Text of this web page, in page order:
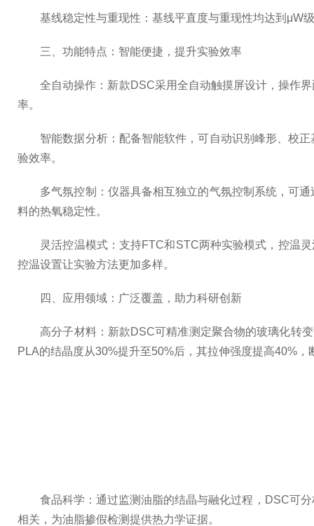
基线稳定性与重现性：基线平直度与重现性均达到μW级
三、功能特点：智能便捷，提升实验效率
全自动操作：新款DSC采用全自动触摸屏设计，操作界
率。
智能数据分析：配备智能软件，可自动识别峰形、校正
验效率。
多气氛控制：仪器具备相互独立的气氛控制系统，可通
料的热氧稳定性。
灵活控温模式：支持FTC和STC两种实验模式，控温灵
控温设置让实验方法更加多样。
四、应用领域：广泛覆盖，助力科研创新
高分子材料：新款DSC可精准测定聚合物的玻璃化转变
PLA的结晶度从30%提升至50%后，其拉伸强度提高40%
食品科学：通过监测油脂的结晶与融化过程，DSC可分
相关，为油脂掺假检测提供热力学证据。